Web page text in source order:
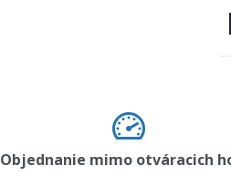
Objednanie mimo otváracich